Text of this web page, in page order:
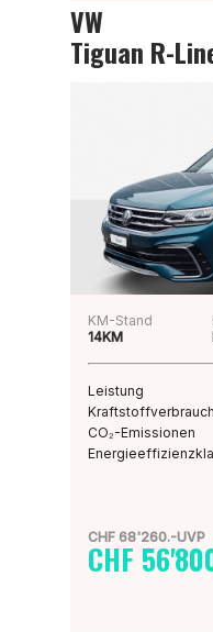
VW
Tiguan R-
KM-Stand
14KM
Leistung
CO₂-Emissionen
CHF 68'260.-UVP
CHF